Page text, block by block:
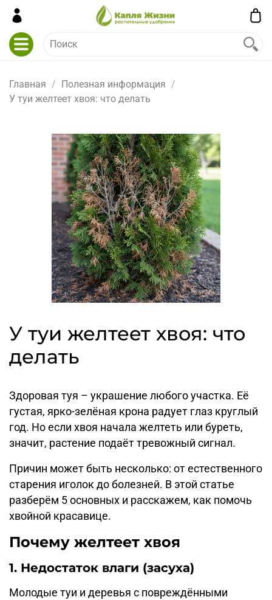
Главная
Полезная информация
У туи желтеет хвоя: что делать
У туи желтеет хвоя: что
делать
Здоровая туя – украшение любого участка. Её
густая, ярко-зелёная крона радует глаз круглый
год. Но если хвоя начала желтеть или буреть,
значит, растение подаёт тревожный сигнал.
Причин может быть несколько: от естественного
старения иголок до болезней. В этой статье
разберём 5 основных и расскажем, как помочь
хвойной красавице.
Почему желтеет хвоя
1. Недостаток влаги (засуха)
Молодые туи и деревья с повреждёнными